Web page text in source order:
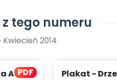
tego numeru
Kwiecień 2014
PDF
A3
Plakat -